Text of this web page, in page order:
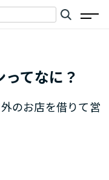
てなに？
のお店を借りて営